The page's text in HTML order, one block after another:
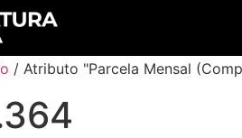
/ Atributo "Parcela Mensal